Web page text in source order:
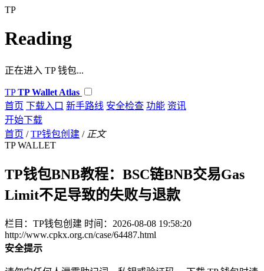
TP
Reading
正在进入 TP 钱包...
TP TP Wallet Atlas
首页 下载入口 新手路线 安全检查 功能 资讯
开始下载
首页 / TP钱包创建 / 正文
TP WALLET
TP钱包BNB教程：BSC链BNB交易Gas
Limit不足导致的失败与退款
栏目：TP钱包创建 时间：2026-08-08 19:58:20
http://www.cpkx.org.cn/case/64487.html
安全提示